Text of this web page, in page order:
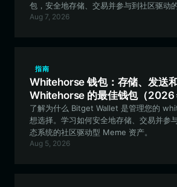
包，安全地存储、交易并参与到社区驱动
Aug 7, 2026
指南
Whitehorse 钱包：存储、发送
Whitehorse 的最佳钱包（2026
了解为什么 Bitget Wallet 是管理您的
想选择。学习如何安全地存储、交易并参
态系统的社区驱动型 Meme 资产。
Aug 5, 2026